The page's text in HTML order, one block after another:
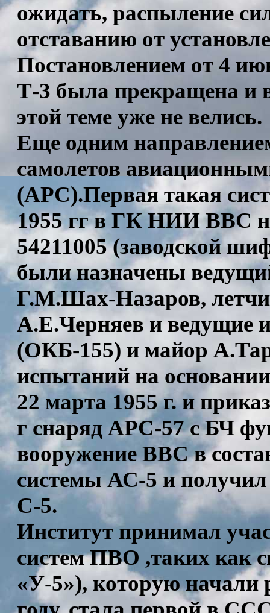
ожидать, распыление
отставанию от
Постановлением от 4
Т-3 была прекращена и
этой теме уже не велись.
Еще одним
самолетов
(АРС).Первая такая
1955 гг в ГК НИИ ВВС
54211005 (заводской
были назначены
Г.М.Шах-Назаров,
А.Е.Черняев и ведущие
(ОКБ-155) и майор
испытаний на
22 марта 1955 г. и
г снаряд АРС-57 с БЧ
вооружение ВВС в
системы АС-5 и
С-5.
Институт принимал
систем ПВО ,таких как
«У-5»), которую начали